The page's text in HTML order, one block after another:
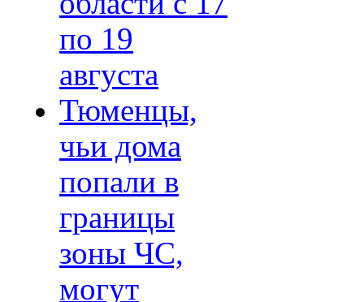
по 19
августа
Тюменцы,
чьи дома
попали в
границы
зоны ЧС,
могут